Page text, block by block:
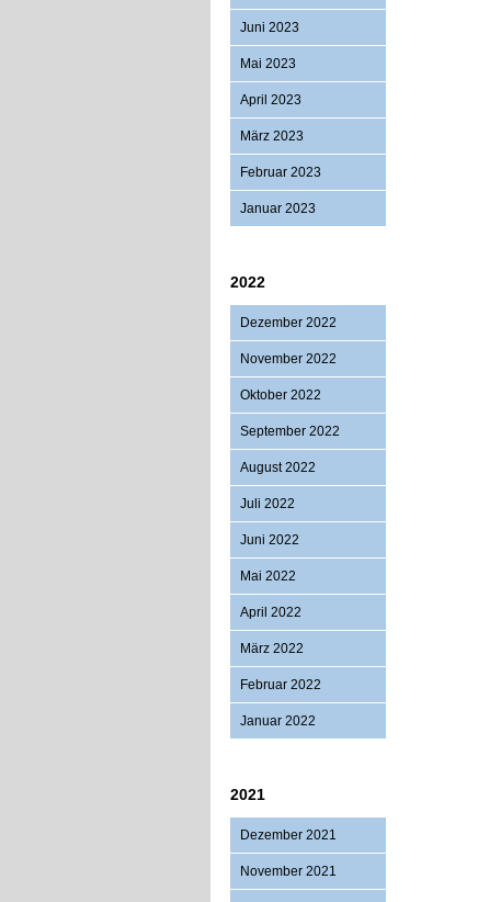
Juni 2023
Mai 2023
April 2023
März 2023
Februar 2023
Januar 2023
2022
Dezember 2022
November 2022
Oktober 2022
September 2022
August 2022
Juli 2022
Juni 2022
Mai 2022
April 2022
März 2022
Februar 2022
Januar 2022
2021
Dezember 2021
November 2021